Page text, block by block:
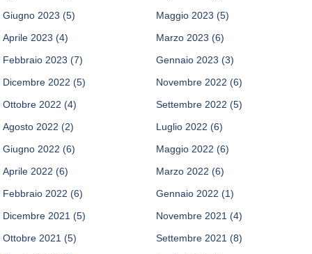
Giugno 2023 (5) Maggio 2023 (5)
Aprile 2023 (4) Marzo 2023 (6)
Febbraio 2023 (7) Gennaio 2023 (3)
Dicembre 2022 (5) Novembre 2022 (6)
Ottobre 2022 (4) Settembre 2022 (5)
Agosto 2022 (2) Luglio 2022 (6)
Giugno 2022 (6) Maggio 2022 (6)
Aprile 2022 (6) Marzo 2022 (6)
Febbraio 2022 (6) Gennaio 2022 (1)
Dicembre 2021 (5) Novembre 2021 (4)
Ottobre 2021 (5) Settembre 2021 (8)